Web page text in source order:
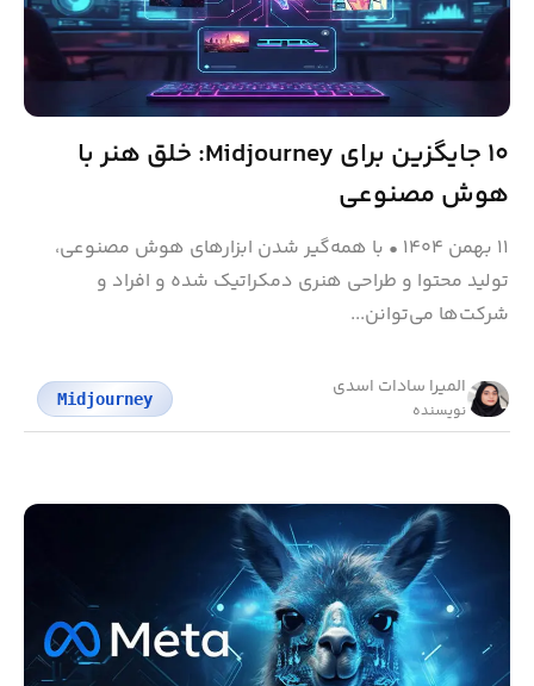
۱۰ جایگزین برای Midjourney: خلق هنر با
هوش مصنوعی
۱۱ بهمن ۱۴۰۴ • با همه‌گیر شدن ابزارهای هوش مصنوعی،
تولید محتوا و طراحی هنری دمکراتیک شده و افراد و
شرکت‌ها می‌توانن...
المیرا سادات اسدی
نویسنده
Midjourney